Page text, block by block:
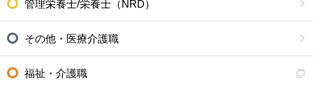
管理栄養士/栄養士（NRD）
その他・医療介護職
福祉・介護職